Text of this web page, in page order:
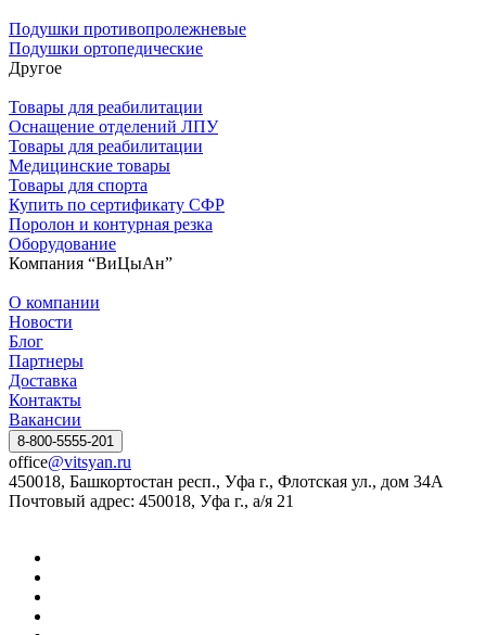
Подушки противопролежневые
Подушки ортопедические
Другое
Товары для реабилитации
Оснащение отделений ЛПУ
Товары для реабилитации
Медицинские товары
Товары для спорта
Купить по сертификату СФР
Поролон и контурная резка
Оборудование
Компания “ВиЦыАн”
О компании
Новости
Блог
Партнеры
Доставка
Контакты
Вакансии
8-800-5555-201
office@vitsyan.ru
450018, Башкортостан респ., Уфа г., Флотская ул., дом 34А
Почтовый адрес: 450018, Уфа г., а/я 21